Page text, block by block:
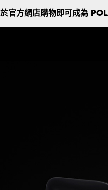
於官方網店購物即可成為
🎁 購物滿